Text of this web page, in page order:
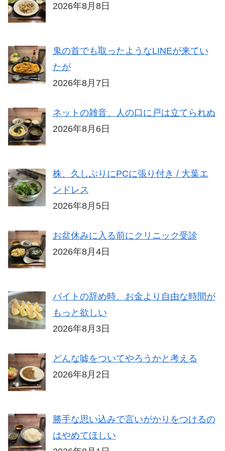
2026年8月8日
鬼の首でも取ったようなLINEが来てい
たが
2026年8月7日
ネットの雑音、人の口に戸は立てられぬ
2026年8月6日
株、久しぶりにPCに張り付き / 大葉エ
ンドレス
2026年8月5日
お盆休みに入る前にクリニック受診
2026年8月4日
バイトの辞め時、お金より自由な時間が
もっと欲しい
2026年8月3日
どんな嘘をついてやろうかと考える
2026年8月2日
勝手な思い込みで言いがかりをつけるの
はやめてほしい